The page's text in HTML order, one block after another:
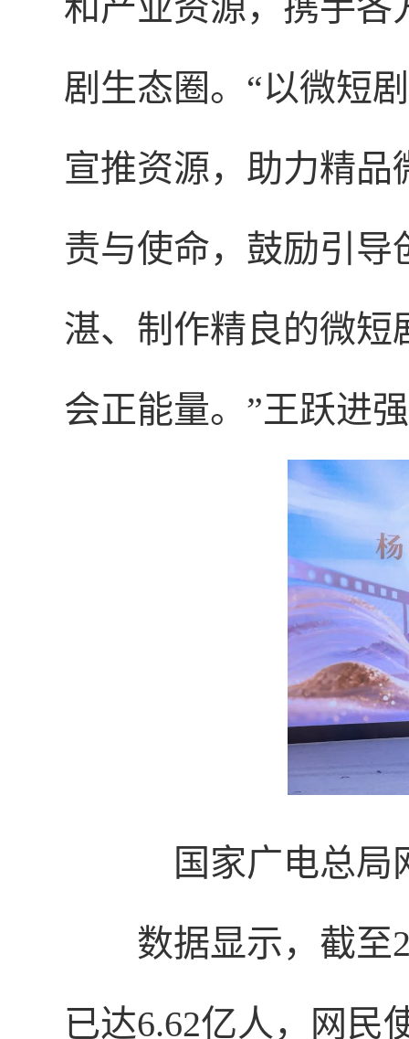
剧生态圈。“以微短
宣推资源，助力精
责与使命，鼓励引
湛、制作精良的微短
会正能量。”王跃进
国家广电总
数据显示，截至
已达6.62亿人，网民